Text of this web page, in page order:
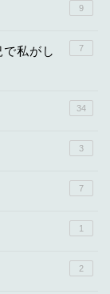
9
私がし
7
34
3
7
1
2